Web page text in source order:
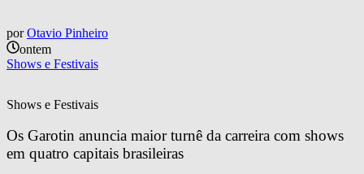
por Otavio Pinheiro
ontem
Shows e Festivais
Shows e Festivais
Os Garotin anuncia maior turnê da carreira com shows
em quatro capitais brasileiras